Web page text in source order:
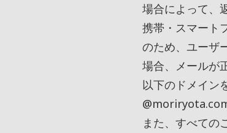
場合によって、
携帯・スマート
のため、ユーザ
場合、メールが
以下のドメイン
また、すべての